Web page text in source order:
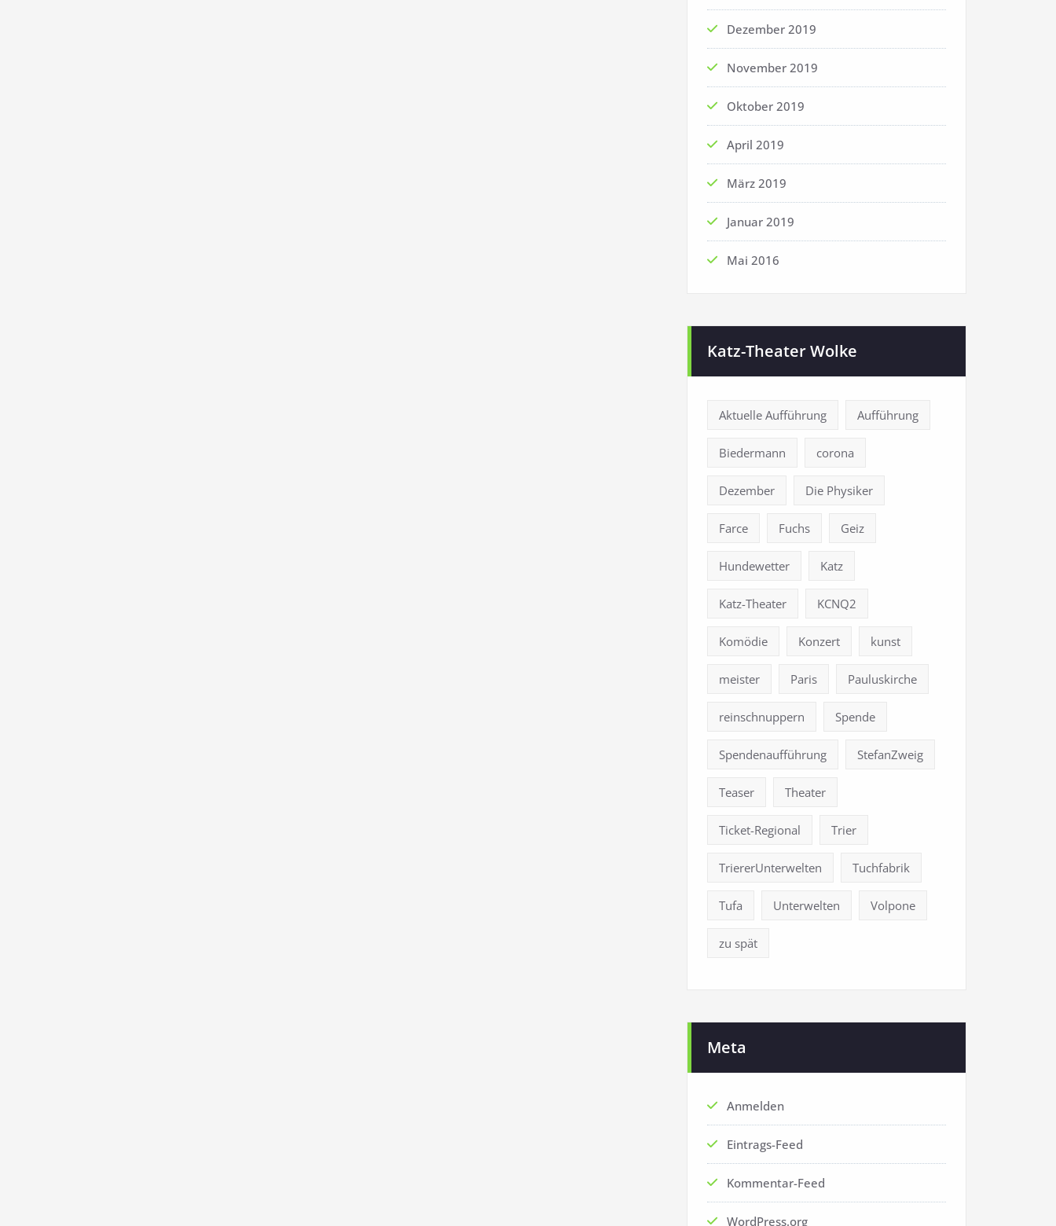
Dezember 2019
November 2019
Oktober 2019
April 2019
März 2019
Januar 2019
Mai 2016
Katz-Theater Wolke
Aktuelle Aufführung Aufführung
Biedermann corona
Dezember Die Physiker
Farce Fuchs Geiz
Hundewetter Katz
Katz-Theater KCNQ2
Komödie Konzert kunst
meister Paris Pauluskirche
reinschnuppern Spende
Spendenaufführung StefanZweig
Teaser Theater
Ticket-Regional Trier
TriererUnterwelten Tuchfabrik
Tufa Unterwelten Volpone
zu spät
Meta
Anmelden
Eintrags-Feed
Kommentar-Feed
WordPress.org